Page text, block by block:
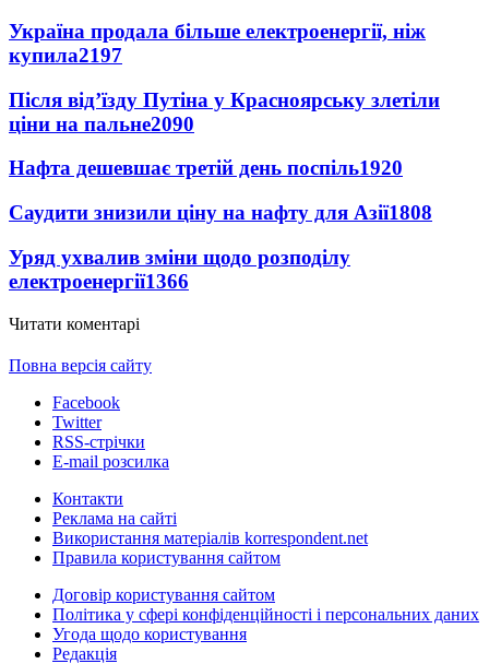
Україна продала більше електроенергії, ніж
купила2197
Після від’їзду Путіна у Красноярську злетіли
ціни на пальне2090
Нафта дешевшає третій день поспіль1920
Саудити знизили ціну на нафту для Азії1808
Уряд ухвалив зміни щодо розподілу
електроенергії1366
Читати коментарі
Повна версія сайту
Facebook
Twitter
RSS-стрічки
E-mail розсилка
Контакти
Реклама на сайті
Використання матеріалів korrespondent.net
Правила користування сайтом
Договір користування сайтом
Політика у сфері конфіденційності і персональних даних
Угода щодо користування
Редакція